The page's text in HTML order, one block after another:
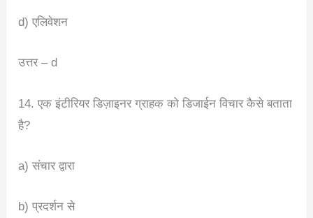
d) एलिवेशन
उत्तर – d
14. एक इंटीरियर डिज़ाइनर ग्राहक को डिजाईन विचार कैसे बताता
है?
a) संचार द्वारा
b) प्रदर्शन से